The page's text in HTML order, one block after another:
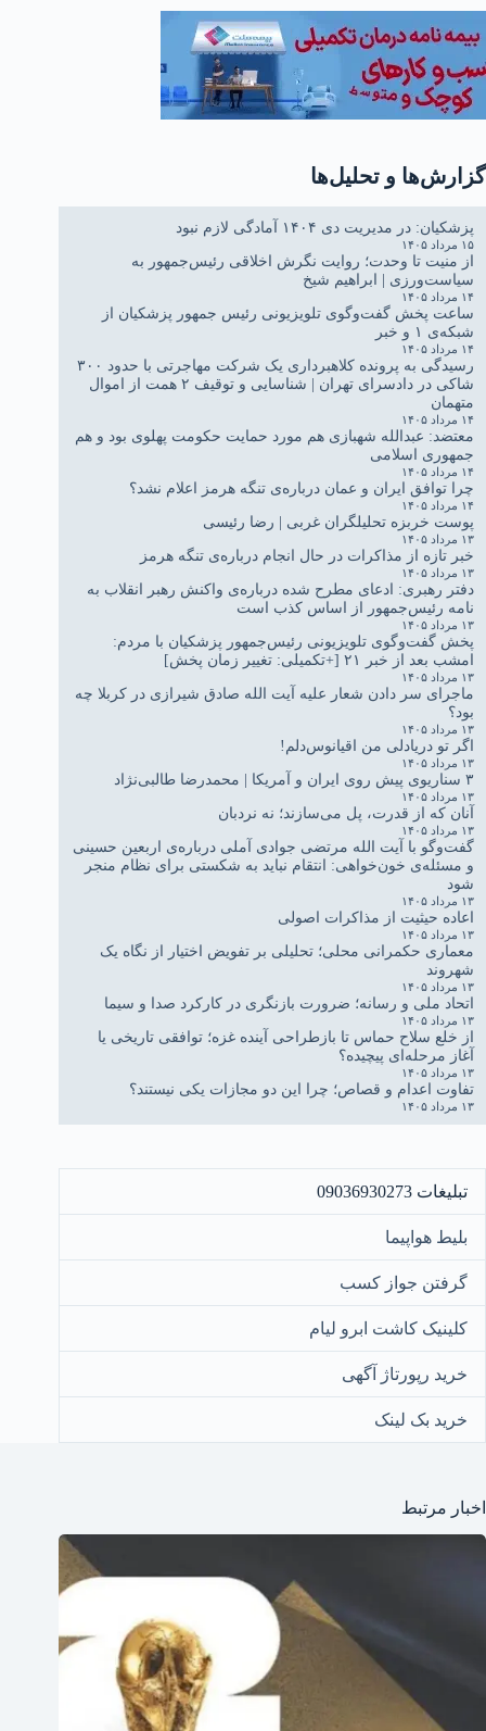
گزارش‌ها و تحلیل‌ها
پزشکیان: در مدیریت دی ۱۴۰۴ آمادگی لازم نبود
۱۵ مرداد ۱۴۰۵
از منیت تا وحدت؛ روایت نگرش اخلاقی رئیس‌جمهور به
سیاست‌ورزی | ابراهیم شیخ
۱۴ مرداد ۱۴۰۵
ساعت پخش گفت‌وگوی تلویزیونی رئیس جمهور پزشکیان از
شبکه‌ی ۱ و خبر
۱۴ مرداد ۱۴۰۵
رسیدگی به پرونده کلاهبرداری یک شرکت مهاجرتی با حدود ۳۰۰
شاکی در دادسرای تهران | شناسایی و توقیف ۲ همت از اموال
متهمان
۱۴ مرداد ۱۴۰۵
معتضد: عبدالله شهبازی هم مورد حمایت حکومت پهلوی بود و هم
جمهوری اسلامی
۱۴ مرداد ۱۴۰۵
چرا توافق ایران و عمان درباره‌ی تنگه هرمز اعلام نشد؟
۱۴ مرداد ۱۴۰۵
پوست خربزه تحلیلگران غربی | رضا رئیسی
۱۳ مرداد ۱۴۰۵
خبر تازه از مذاکرات در حال انجام درباره‌ی تنگه هرمز
۱۳ مرداد ۱۴۰۵
دفتر رهبری: ادعای مطرح شده درباره‌ی واکنش رهبر انقلاب به
نامه رئیس‌جمهور از اساس کذب است
۱۳ مرداد ۱۴۰۵
پخش گفت‌وگوی تلویزیونی رئیس‌جمهور پزشکیان با مردم:
امشب بعد از خبر ۲۱ [+تکمیلی: تغییر زمان پخش]
۱۳ مرداد ۱۴۰۵
ماجرای سر دادن شعار علیه آیت الله صادق شیرازی در کربلا چه
بود؟
۱۳ مرداد ۱۴۰۵
اگر تو دریادلی من اقیانوس‌دلم!
۱۳ مرداد ۱۴۰۵
۳ سناریوی پیش روی ایران و آمریکا | محمدرضا طالبی‌نژاد
۱۳ مرداد ۱۴۰۵
آنان که از قدرت، پل می‌سازند؛ نه نردبان
۱۳ مرداد ۱۴۰۵
گفت‌وگو با آیت الله مرتضی جوادی آملی درباره‌ی اربعین حسینی
و مسئله‌ی خون‌خواهی: انتقام نباید به شکستی برای نظام منجر
شود
۱۳ مرداد ۱۴۰۵
اعاده حیثیت از مذاکرات اصولی
۱۳ مرداد ۱۴۰۵
معماری حکمرانی محلی؛ تحلیلی بر تفویض اختیار از نگاه یک
شهروند
۱۳ مرداد ۱۴۰۵
اتحاد ملی و رسانه؛ ضرورت بازنگری در کارکرد صدا و سیما
۱۳ مرداد ۱۴۰۵
از خلع سلاح حماس تا بازطراحی آینده غزه؛ توافقی تاریخی یا
آغاز مرحله‌ای پیچیده؟
۱۳ مرداد ۱۴۰۵
تفاوت اعدام و قصاص؛ چرا این دو مجازات یکی نیستند؟
۱۳ مرداد ۱۴۰۵
تبلیغات 09036930273
بلیط هواپیما
گرفتن جواز کسب
کلینیک کاشت ابرو لیام
خرید رپورتاژ آگهی
خرید بک لینک
اخبار مرتبط